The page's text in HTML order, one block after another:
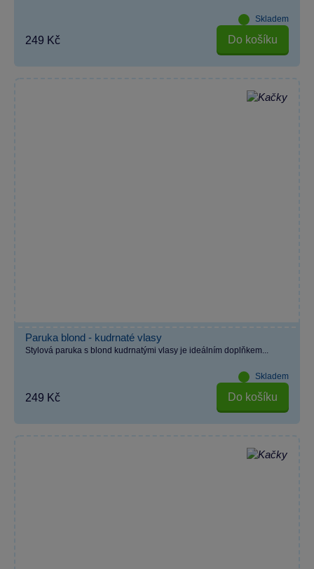
Skladem
249 Kč Do košíku
Paruka blond - kudrnaté vlasy
Stylová paruka s blond kudrnatými vlasy je ideálním doplňkem...
Skladem
249 Kč Do košíku